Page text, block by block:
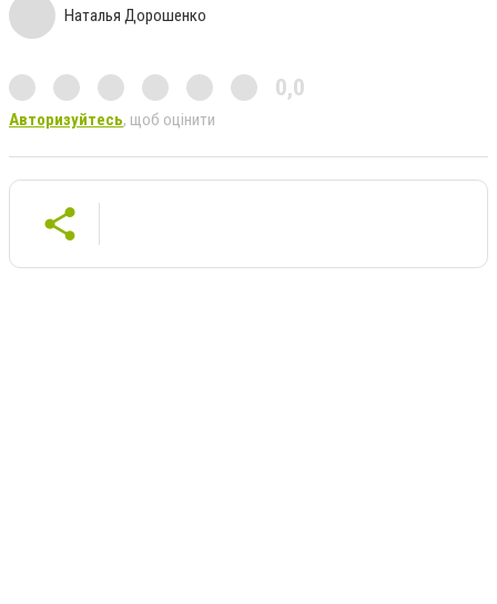
Наталья Дорошенко
0,0
Авторизуйтесь, щоб оцінити